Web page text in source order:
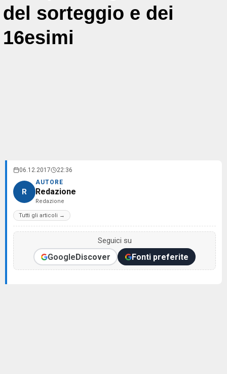
del sorteggio e dei
16esimi
06.12.2017 22:36
R
AUTORE
Redazione
Redazione
Tutti gli articoli →
Seguici su
GoogleDiscover Fonti preferite